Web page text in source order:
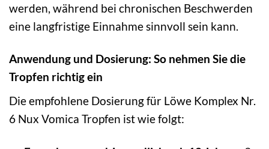
werden, während bei chronischen Beschwerden
eine langfristige Einnahme sinnvoll sein kann.
Anwendung und Dosierung: So nehmen Sie die
Tropfen richtig ein
Die empfohlene Dosierung für Löwe Komplex Nr.
6 Nux Vomica Tropfen ist wie folgt: